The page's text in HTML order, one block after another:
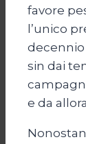
favore
l’unico
decennio
sin dai
e da